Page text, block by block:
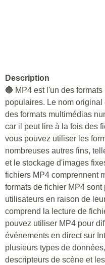
Description
🔵 MP4 est l'un des
populaires. Le nom
des formats multimédias
car il peut lire à la fois des
vous pouvez utiliser les
nombreuses autres fins,
et le stockage d'images
fichiers MP4 comprennent
formats de fichier MP4
utilisateurs en raison de
comprend la lecture de
pouvez utiliser MP4 pour
événements en direct sur
plusieurs types de
descripteurs de scène et